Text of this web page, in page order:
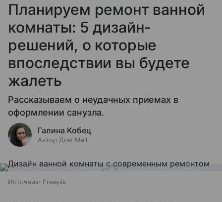
Планируем ремонт ванной
комнаты: 5 дизайн-
решений, о которые
впоследствии вы будете
жалеть
Рассказываем о неудачных приемах в
оформлении санузла.
Галина Кобец
Автор Дом Mail
Источник: Freepik